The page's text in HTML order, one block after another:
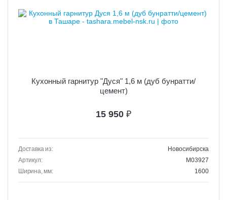
Кухонный гарнитур "Дуся" 1,6 м (дуб бунратти/
цемент)
15 950 ₽
Доставка из:
Новосибирска
Артикул:
M03927
Ширина, мм:
1600